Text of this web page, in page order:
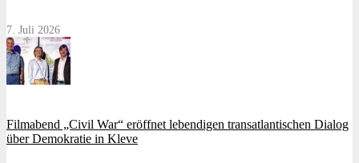
7. Juli 2026
Filmabend „Civil War“ eröffnet lebendigen transatlantischen Dialog
über Demokratie in Kleve